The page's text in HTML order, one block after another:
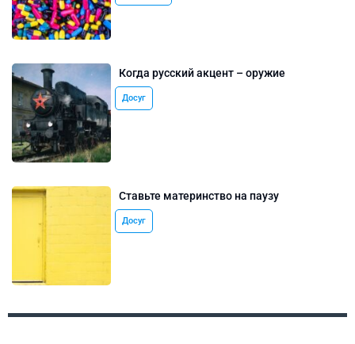
Когда русский акцент – оружие
Досуг
Ставьте материнство на паузу
Досуг